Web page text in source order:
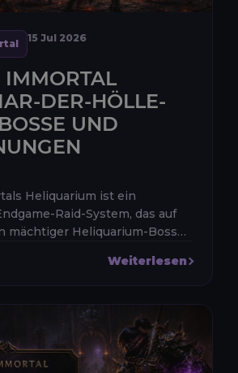
15 Jul 2026
DER-HÖLLE-
UND
Heliquarium ist ein
Raid-System, das auf
mächtiger Heliquarium-Bosse,
Raid-Belohnungen und dem
Weiterlesen